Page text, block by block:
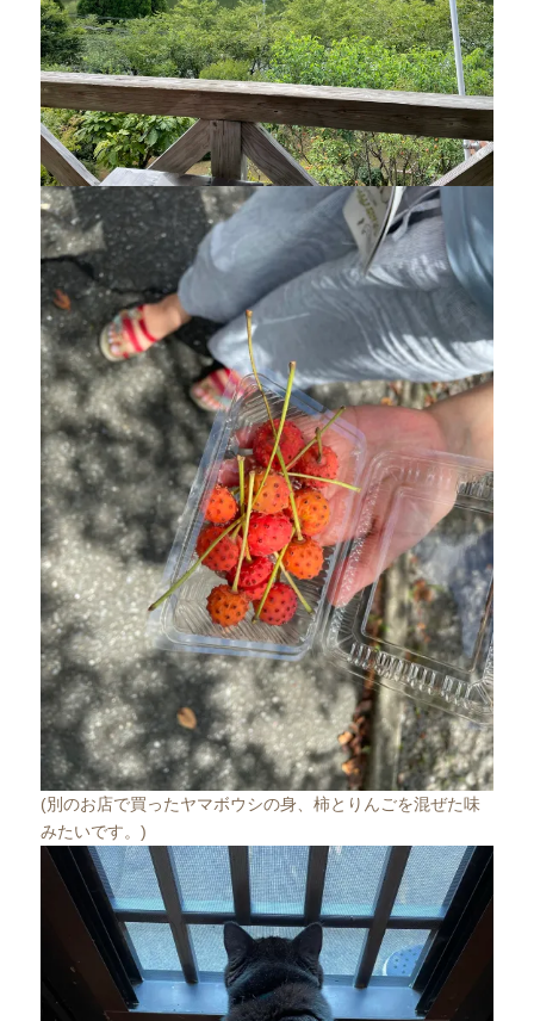
(別のお店で買ったヤマボウシの身、柿とりんごを混ぜた味
みたいです。)